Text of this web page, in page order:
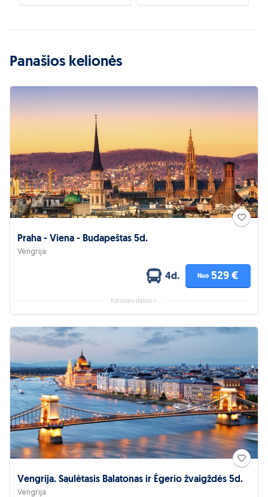
Panašios kelionės
Praha - Viena - Budapeštas 5d.
Vengrija
4d. Nuo 529 €
Kelionės datos
Vengrija. Saulėtasis Balatonas ir Ėgerio žvaigždės 5d.
Vengrija